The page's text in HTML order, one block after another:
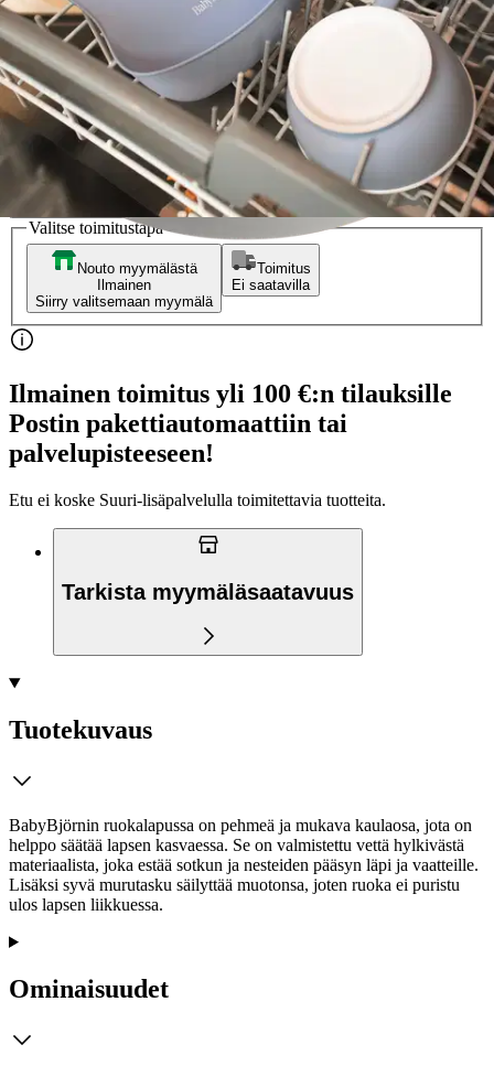
BabyBjörn pehmeä
ruokalappu
Alennettu hinta
11,82 €
Normaalihinta:13,90 € -14%
Verkkokaupan hinta
Valitse toimitustapa
Nouto myymälästä
Ilmainen
Siirry valitsemaan myymälä
Toimitus
Ei saatavilla
Ilmainen toimitus yli 100 €:n tilauksille
Postin pakettiautomaattiin tai
palvelupisteeseen!
Etu ei koske Suuri‑lisäpalvelulla toimitettavia tuotteita.
Tarkista myymäläsaatavuus
Tuotekuvaus
BabyBjörnin ruokalapussa on pehmeä ja mukava kaulaosa, jota on
helppo säätää lapsen kasvaessa. Se on valmistettu vettä hylkivästä
materiaalista, joka estää sotkun ja nesteiden pääsyn läpi ja vaatteille.
Lisäksi syvä murutasku säilyttää muotonsa, joten ruoka ei puristu
ulos lapsen liikkuessa.
Ominaisuudet